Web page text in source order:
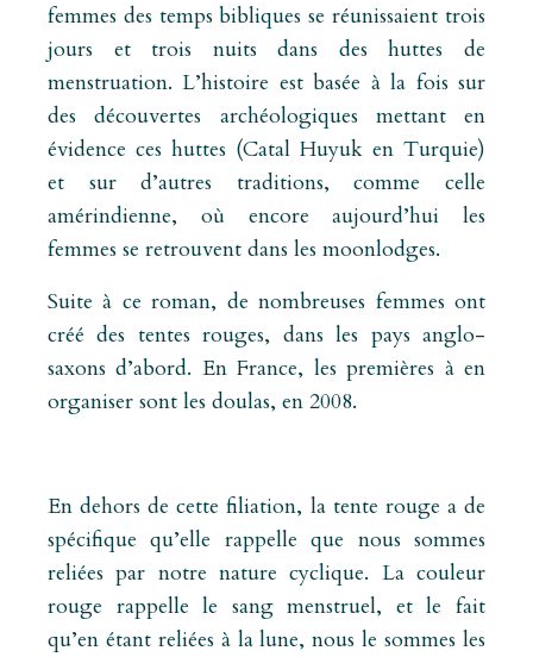
femmes des temps bibliques se réunissaient trois
jours et trois nuits dans des huttes de
menstruation. L’histoire est basée à la fois sur
des découvertes archéologiques mettant en
évidence ces huttes (Catal Huyuk en Turquie)
et sur d’autres traditions, comme celle
amérindienne, où encore aujourd’hui les
femmes se retrouvent dans les moonlodges.
Suite à ce roman, de nombreuses femmes ont
créé des tentes rouges, dans les pays anglo-
saxons d’abord. En France, les premières à en
organiser sont les doulas, en 2008.
En dehors de cette filiation, la tente rouge a de
spécifique qu’elle rappelle que nous sommes
reliées par notre nature cyclique. La couleur
rouge rappelle le sang menstruel, et le fait
qu’en étant reliées à la lune, nous le sommes les